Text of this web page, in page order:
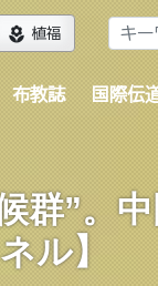
local_florist 植福
布教誌 国際伝
群”。
ル】